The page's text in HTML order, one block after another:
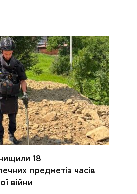
18
предметів часів
війни